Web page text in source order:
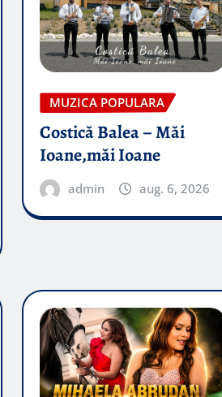
MUZICA POPULARA
Costică Balea – Măi
Ioane,măi Ioane
admin aug. 6, 2026